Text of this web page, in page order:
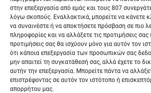
στην επεξεργασία από εμάς και τους 807
λόγω σκοπούς. Εναλλακτικά, μπορείτε να κάνετε
να συναινέστε ή να αποκτήσετε πρόσβαση σε πιο
πληροφορίες και να αλλάξετε τις προτιμήσεις σας
προτιμήσεις σας θα ισχύουν μόνο για αυτόν τον
ότι κάποια επεξεργασία των προσωπικών σας
μην απαιτεί τη συγκατάθεσή σας, αλλά έχετε το
αυτήν την επεξεργασία. Μπορείτε πάντα να
επιστρέφοντας σε αυτόν τον ιστότοπο ή
απορρήτου μας.